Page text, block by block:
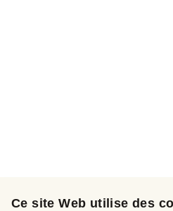
Ce site Web utilise des